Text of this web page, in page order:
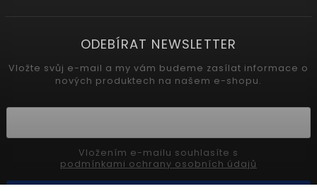
ODEBÍRAT NEWSLETTER
Vložte svůj e-mail a my vám budeme zasílat informace o
nových produktech na našem e-shopu.
podmínkami ochrany osobních údajů